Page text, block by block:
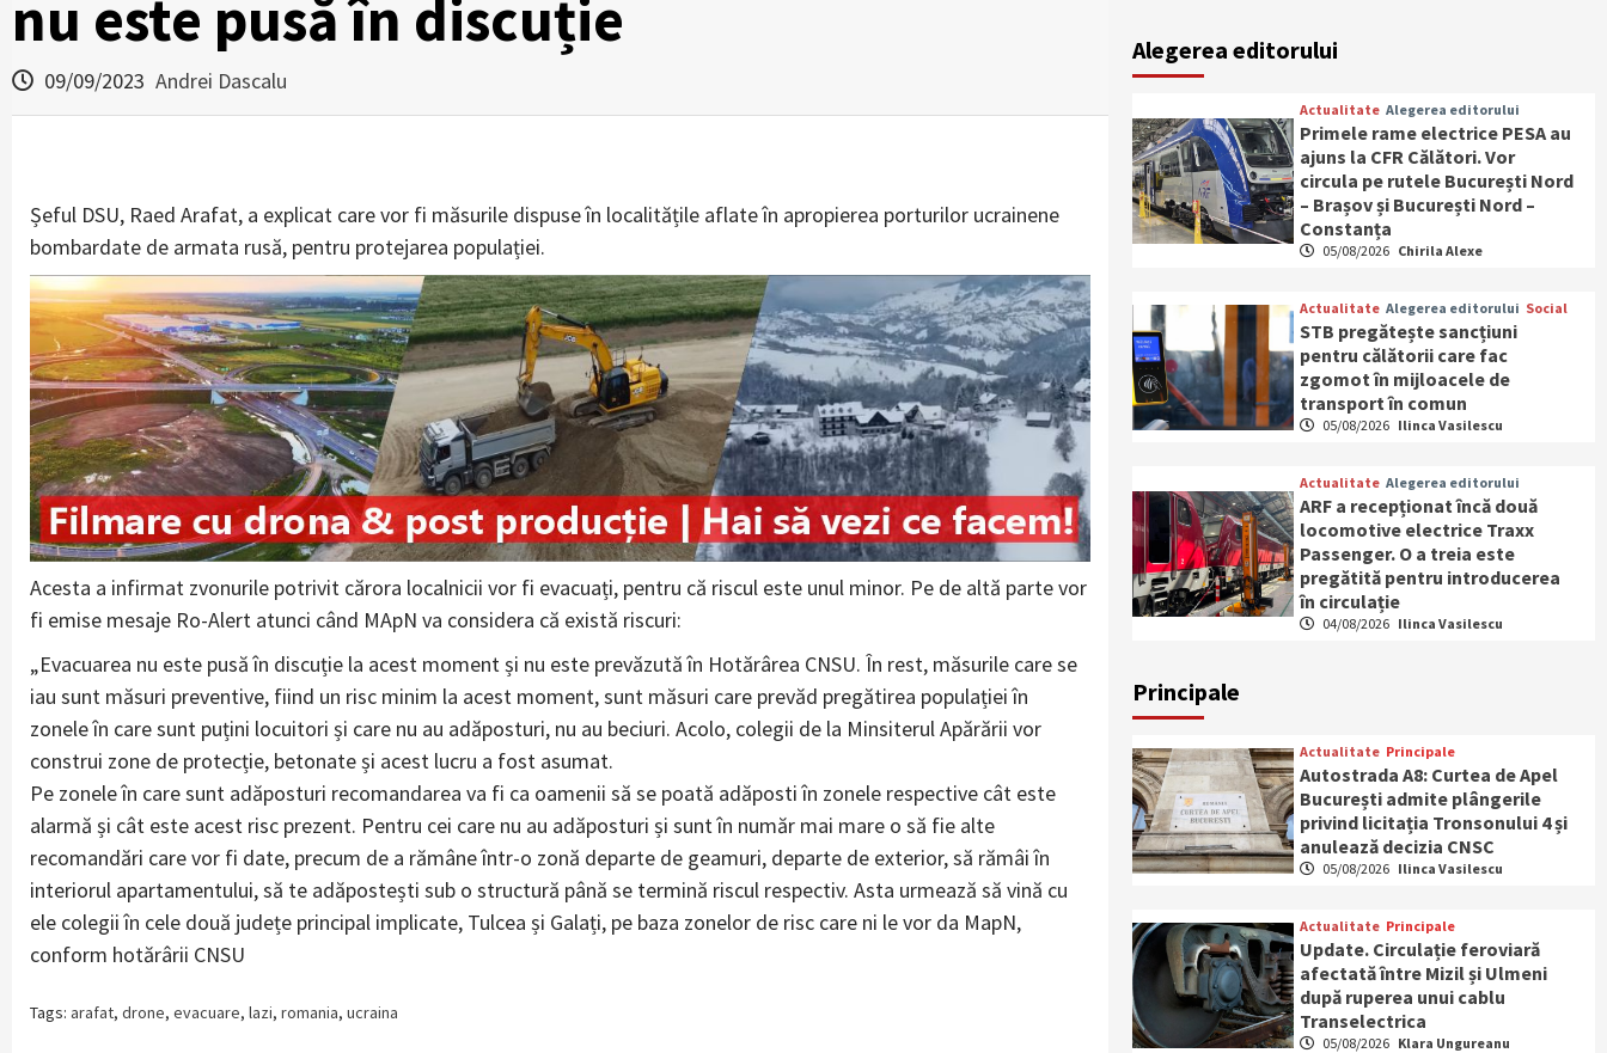
nu este pusă în discuție
09/09/2023 Andrei Dascalu
Șeful DSU, Raed Arafat, a explicat care vor fi măsurile dispuse în localitățile aflate în apropierea porturilor ucrainene
bombardate de armata rusă, pentru protejarea populației.
Acesta a infirmat zvonurile potrivit cărora localnicii vor fi evacuați, pentru că riscul este unul minor. Pe de altă parte vor
fi emise mesaje Ro-Alert atunci când MApN va considera că există riscuri:
„Evacuarea nu este pusă în discuție la acest moment și nu este prevăzută în Hotărârea CNSU. În rest, măsurile care se
iau sunt măsuri preventive, fiind un risc minim la acest moment, sunt măsuri care prevăd pregătirea populației în
zonele în care sunt puțini locuitori și care nu au adăposturi, nu au beciuri. Acolo, colegii de la Minsiterul Apărării vor
construi zone de protecție, betonate și acest lucru a fost asumat.
Pe zonele în care sunt adăposturi recomandarea va fi ca oamenii să se poată adăposti în zonele respective cât este
alarmă și cât este acest risc prezent. Pentru cei care nu au adăposturi și sunt în număr mai mare o să fie alte
recomandări care vor fi date, precum de a rămâne într-o zonă departe de geamuri, departe de exterior, să rămâi în
interiorul apartamentului, să te adăpostești sub o structură până se termină riscul respectiv. Asta urmează să vină cu
ele colegii în cele două județe principal implicate, Tulcea și Galați, pe baza zonelor de risc care ni le vor da MapN,
conform hotărârii CNSU
Tags: arafat, drone, evacuare, lazi, romania, ucraina
Alegerea editorului
Actualitate Alegerea editorului
Primele rame electrice PESA au
ajuns la CFR Călători. Vor
circula pe rutele București Nord
– Brașov și București Nord –
Constanța
05/08/2026 Chirila Alexe
Actualitate Alegerea editorului Social
STB pregătește sancțiuni
pentru călătorii care fac
zgomot în mijloacele de
transport în comun
05/08/2026 Ilinca Vasilescu
Actualitate Alegerea editorului
ARF a recepționat încă două
locomotive electrice Traxx
Passenger. O a treia este
pregătită pentru introducerea
în circulație
04/08/2026 Ilinca Vasilescu
Principale
Actualitate Principale
Autostrada A8: Curtea de Apel
București admite plângerile
privind licitația Tronsonului 4 și
anulează decizia CNSC
05/08/2026 Ilinca Vasilescu
Actualitate Principale
Update. Circulație feroviară
afectată între Mizil și Ulmeni
după ruperea unui cablu
Transelectrica
05/08/2026 Klara Ungureanu